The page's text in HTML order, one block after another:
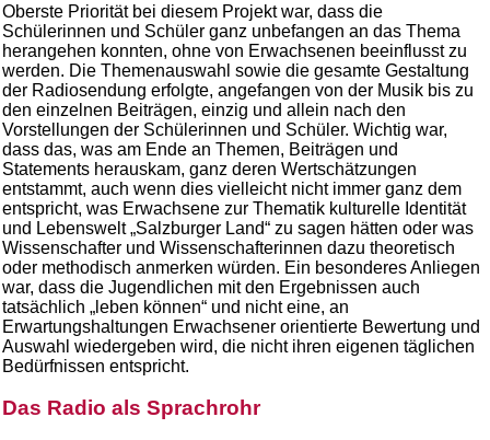
Oberste Priorität bei diesem Projekt war, dass die
Schülerinnen und Schüler ganz unbefangen an das Thema
herangehen konnten, ohne von Erwachsenen beeinflusst zu
werden. Die Themenauswahl sowie die gesamte Gestaltung
der Radiosendung erfolgte, angefangen von der Musik bis zu
den einzelnen Beiträgen, einzig und allein nach den
Vorstellungen der Schülerinnen und Schüler. Wichtig war,
dass das, was am Ende an Themen, Beiträgen und
Statements herauskam, ganz deren Wertschätzungen
entstammt, auch wenn dies vielleicht nicht immer ganz dem
entspricht, was Erwachsene zur Thematik kulturelle Identität
und Lebenswelt „Salzburger Land“ zu sagen hätten oder was
Wissenschafter und Wissenschafterinnen dazu theoretisch
oder methodisch anmerken würden. Ein besonderes Anliegen
war, dass die Jugendlichen mit den Ergebnissen auch
tatsächlich „leben können“ und nicht eine, an
Erwartungshaltungen Erwachsener orientierte Bewertung und
Auswahl wiedergeben wird, die nicht ihren eigenen täglichen
Bedürfnissen entspricht.
Das Radio als Sprachrohr